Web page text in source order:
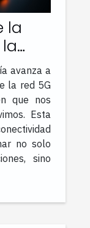
la
la
avanza a
la red 5G
que nos
Esta
no solo
sino